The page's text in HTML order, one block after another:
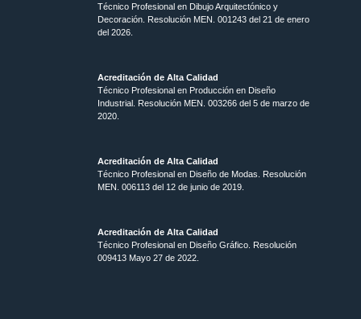
Técnico Profesional en Dibujo Arquitectónico y
Decoración. Resolución MEN. 001243 del 21 de enero
del 2026.
Acreditación de Alta Calidad
Técnico Profesional en Producción en Diseño
Industrial. Resolución MEN. 003266 del 5 de marzo de
2020.
Acreditación de Alta Calidad
Técnico Profesional en Diseño de Modas. Resolución
MEN. 006113 del 12 de junio de 2019.
Acreditación de Alta Calidad
Técnico Profesional en Diseño Gráfico. Resolución
009413 Mayo 27 de 2022.